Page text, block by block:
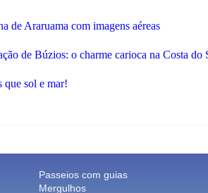
de Araruama com imagens aéreas
de Búzios: o charme carioca na Costa do
que sol e mar!
Passeios com guias
Mergulhos